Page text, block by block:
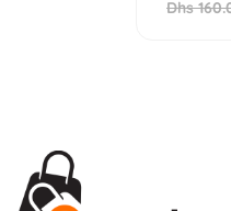
Dhs